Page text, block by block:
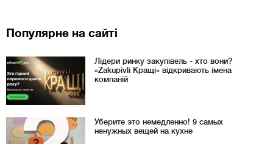
Популярне на сайті
Лідери ринку закупівель - хто вони?
«Zakupivli Кращі» відкривають імена
компаній
Уберите это немедленно! 9 самых
ненужных вещей на кухне